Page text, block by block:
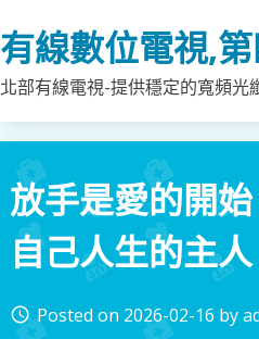
to
content
有線數位電視,
北部有線電視-提供穩定的寬頻
放手是愛的開
自己人生的主人
access_time Posted on 2026-02-16 by